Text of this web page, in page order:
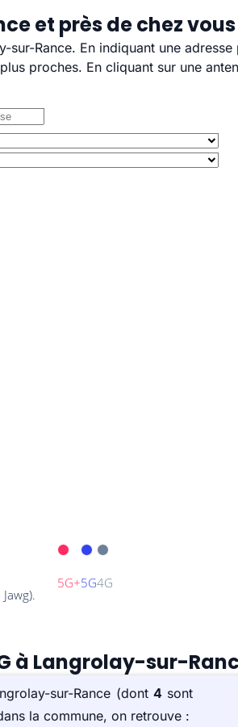
et près de chez vous
Rance. En indiquant une
proches. En cliquant sur une
à Langrolay-sur-
sur-Rance (dont 4sont
la commune, on retrouve :